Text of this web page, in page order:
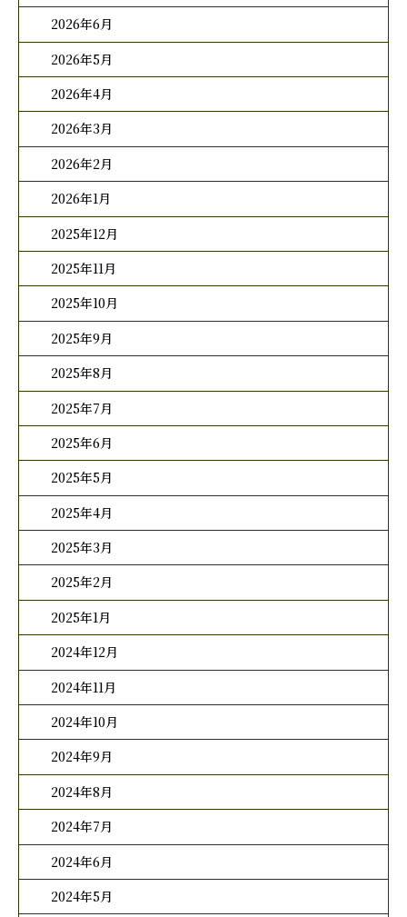
2026年6月
2026年5月
2026年4月
2026年3月
2026年2月
2026年1月
2025年12月
2025年11月
2025年10月
2025年9月
2025年8月
2025年7月
2025年6月
2025年5月
2025年4月
2025年3月
2025年2月
2025年1月
2024年12月
2024年11月
2024年10月
2024年9月
2024年8月
2024年7月
2024年6月
2024年5月